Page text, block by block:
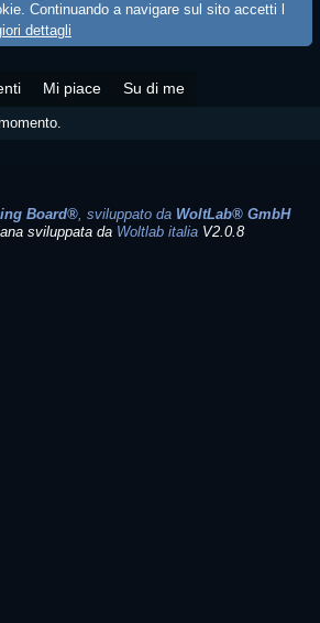
Continuando a navigare sul sito accetti l
dettagli
Mi piace Su di me
Board®, sviluppato da WoltLab® GmbH
sviluppata da Woltlab italiaV2.0.8